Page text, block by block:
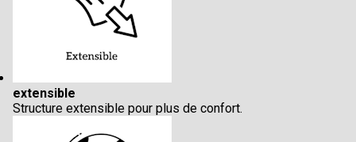
extensible
Structure extensible pour plus de confort.